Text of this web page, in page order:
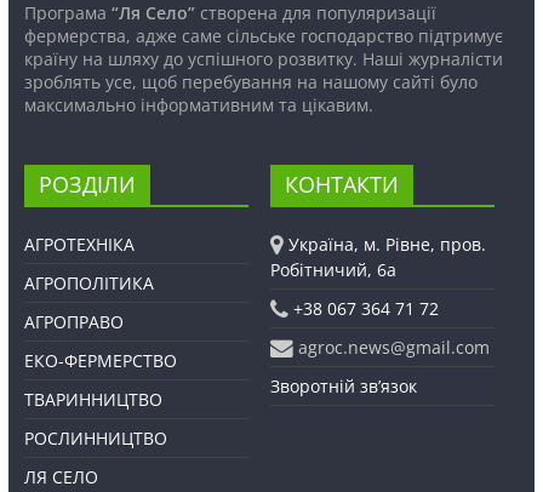
Програма “Ля Село”створена для популяризації
фермерства, адже саме сільське господарство підтримує
країну на шляху до успішного розвитку. Наші журналісти
зроблять усе, щоб перебування на нашому сайті було
максимально інформативним та цікавим.
РОЗДІЛИ
АГРОТЕХНІКА
АГРОПОЛІТИКА
АГРОПРАВО
ЕКО-ФЕРМЕРСТВО
ТВАРИННИЦТВО
РОСЛИННИЦТВО
ЛЯ СЕЛО
КОНТАКТИ
Україна, м. Рівне, пров.
Робітничий, 6а
+38 067 364 71 72
agroc.news@gmail.com
Зворотній зв’язок